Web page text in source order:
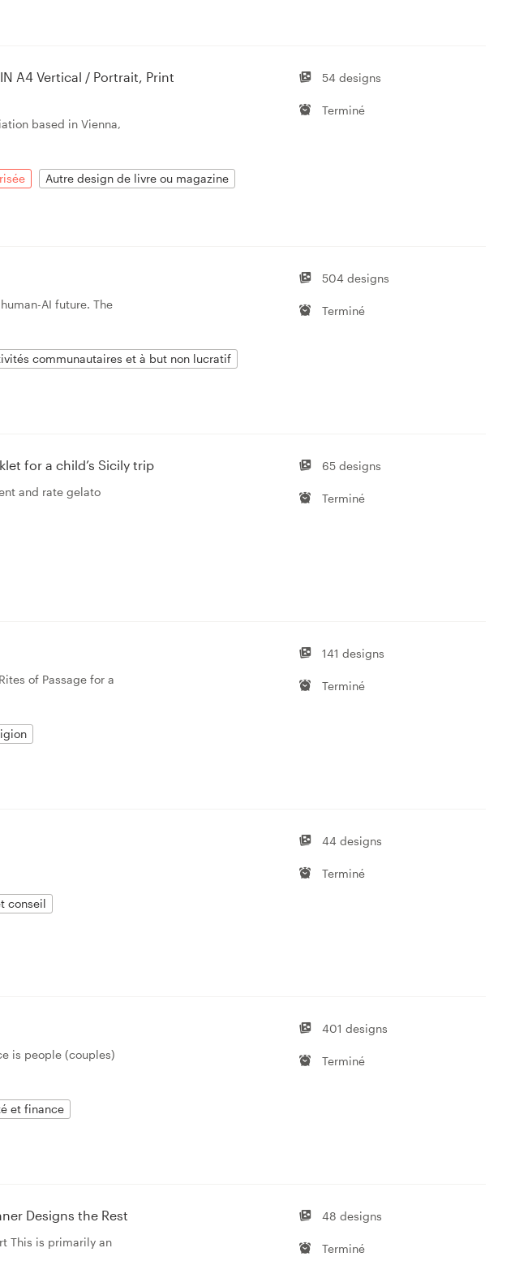
A4 Vertical / Portrait, Print
based in Vienna,
Autre design de livre ou magazine
54 designs
Terminé
AI future. The
communautaires et à but non lucratif
504 designs
Terminé
for a child’s Sicily trip
and rate gelato
65 designs
Terminé
of Passage for a
141 designs
Terminé
conseil
44 designs
Terminé
is people (couples)
et finance
401 designs
Terminé
Designs the Rest
This is primarily an
48 designs
Terminé